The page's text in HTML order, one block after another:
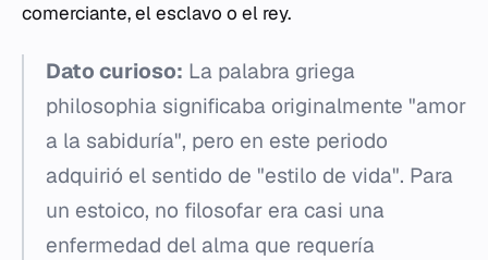
comerciante, el esclavo o el rey.
Dato curioso: La palabra griega
philosophia significaba originalmente "amor
a la sabiduría", pero en este periodo
adquirió el sentido de "estilo de vida". Para
un estoico, no filosofar era casi una
enfermedad del alma que requería